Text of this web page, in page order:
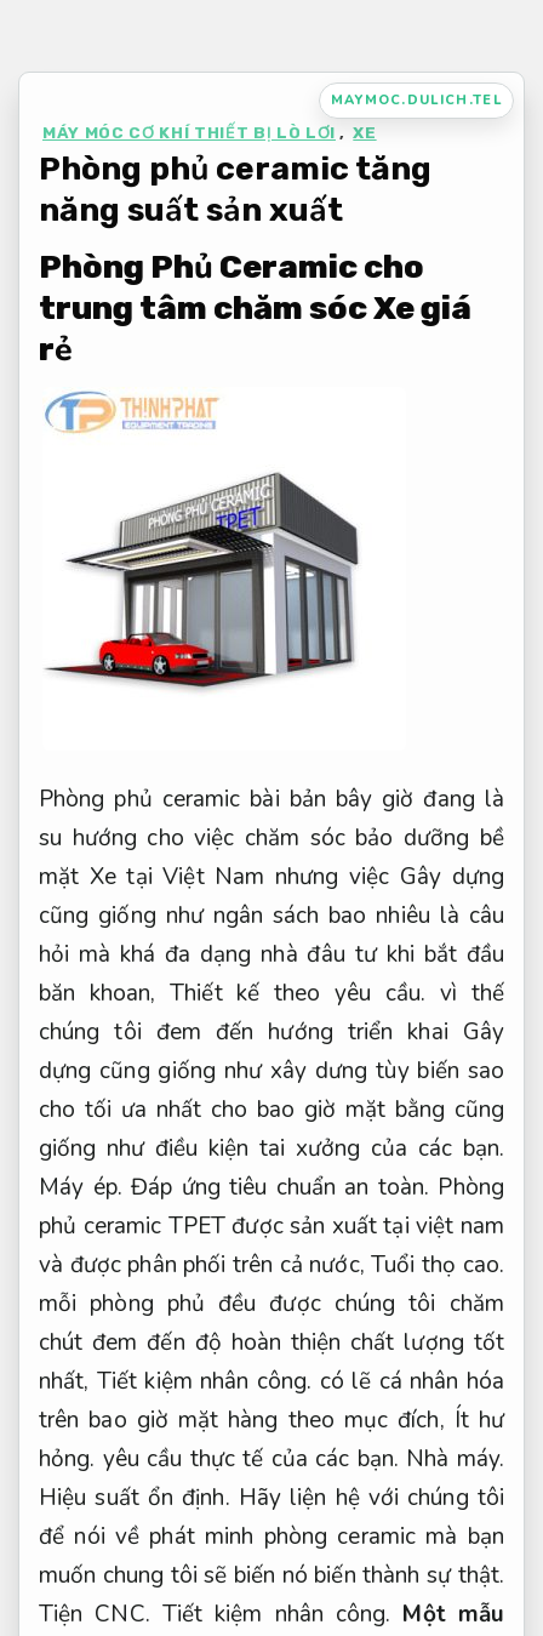
dung
MAYMOC.DULICH.TEL
MÁY MÓC CƠ KHÍ THIẾT BỊ LÒ LƠI , XE
Phòng phủ ceramic tăng
năng suất sản xuất
Phòng Phủ Ceramic cho
trung tâm chăm sóc Xe giá
rẻ
Phòng phủ ceramic bài bản bây giờ đang là
su hướng cho việc chăm sóc bảo dưỡng bề
mặt Xe tại Việt Nam nhưng việc Gây dựng
cũng giống như ngân sách bao nhiêu là câu
hỏi mà khá đa dạng nhà đâu tư khi bắt đầu
băn khoan,Thiết kế theo yêu cầu. vì thế
chúng tôi đem đến hướng triển khai Gây
dựng cũng giống như xây dưng tùy biến sao
cho tối ưa nhất cho bao giờ mặt bằng cũng
giống như điều kiện tai xưởng của các bạn.
Máy ép. Đáp ứng tiêu chuẩn an toàn. Phòng
phủ ceramic TPET được sản xuất tại việt nam
và được phân phối trên cả nước,Tuổi thọ cao.
mỗi phòng phủ đều được chúng tôi chăm
chút đem đến độ hoàn thiện chất lượng tốt
nhất, Tiết kiệm nhân công. có lẽ cá nhân hóa
trên bao giờ mặt hàng theo mục đích, Ít hư
hỏng. yêu cầu thực tế của các bạn. Nhà máy.
Hiệu suất ổn định. Hãy liện hệ với chúng tôi
để nói về phát minh phòng ceramic mà bạn
muốn chung tôi sẽ biến nó biến thành sự thật.
Tiện CNC. Tiết kiệm nhân công. Một mẫu